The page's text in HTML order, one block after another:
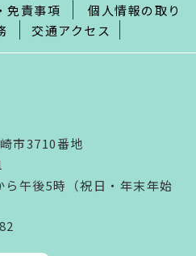
免責事項
個人情報の取り
交通アクセス
市3710番地
ら午後5時（祝日・年末年始